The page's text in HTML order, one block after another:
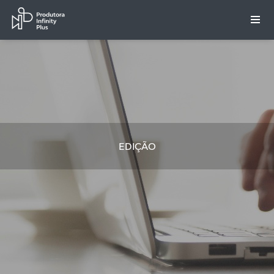
EDIÇÃO